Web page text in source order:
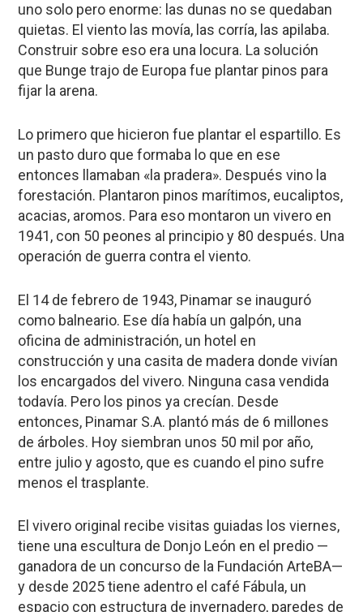
uno solo pero enorme: las dunas no se quedaban
quietas. El viento las movía, las corría, las apilaba.
Construir sobre eso era una locura. La solución
que Bunge trajo de Europa fue plantar pinos para
fijar la arena.
Lo primero que hicieron fue plantar el espartillo. Es
un pasto duro que formaba lo que en ese
entonces llamaban «la pradera». Después vino la
forestación. Plantaron pinos marítimos, eucaliptos,
acacias, aromos. Para eso montaron un vivero en
1941, con 50 peones al principio y 80 después. Una
operación de guerra contra el viento.
El 14 de febrero de 1943, Pinamar se inauguró
como balneario. Ese día había un galpón, una
oficina de administración, un hotel en
construcción y una casita de madera donde vivían
los encargados del vivero. Ninguna casa vendida
todavía. Pero los pinos ya crecían. Desde
entonces, Pinamar S.A. plantó más de 6 millones
de árboles. Hoy siembran unos 50 mil por año,
entre julio y agosto, que es cuando el pino sufre
menos el trasplante.
El vivero original recibe visitas guiadas los viernes,
tiene una escultura de Donjo León en el predio —
ganadora de un concurso de la Fundación ArteBA—
y desde 2025 tiene adentro el café Fábula, un
espacio con estructura de invernadero, paredes de